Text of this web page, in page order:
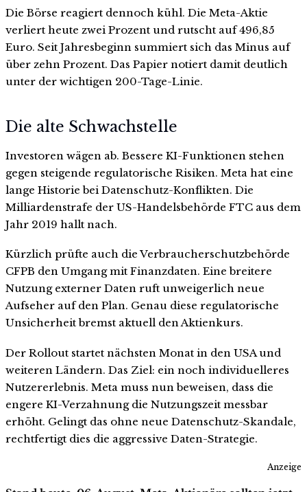
Die Börse reagiert dennoch kühl. Die Meta-Aktie
verliert heute zwei Prozent und rutscht auf 496,85
Euro. Seit Jahresbeginn summiert sich das Minus auf
über zehn Prozent. Das Papier notiert damit deutlich
unter der wichtigen 200-Tage-Linie.
Die alte Schwachstelle
Investoren wägen ab. Bessere KI-Funktionen stehen
gegen steigende regulatorische Risiken. Meta hat eine
lange Historie bei Datenschutz-Konflikten. Die
Milliardenstrafe der US-Handelsbehörde FTC aus dem
Jahr 2019 hallt nach.
Kürzlich prüfte auch die Verbraucherschutzbehörde
CFPB den Umgang mit Finanzdaten. Eine breitere
Nutzung externer Daten ruft unweigerlich neue
Aufseher auf den Plan. Genau diese regulatorische
Unsicherheit bremst aktuell den Aktienkurs.
Der Rollout startet nächsten Monat in den USA und
weiteren Ländern. Das Ziel: ein noch individuelleres
Nutzererlebnis. Meta muss nun beweisen, dass die
engere KI-Verzahnung die Nutzungszeit messbar
erhöht. Gelingt das ohne neue Datenschutz-Skandale,
rechtfertigt dies die aggressive Daten-Strategie.
Anzeige